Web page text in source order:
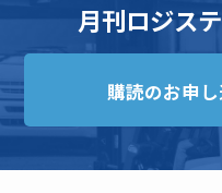
月刊ロジス
購読のお申